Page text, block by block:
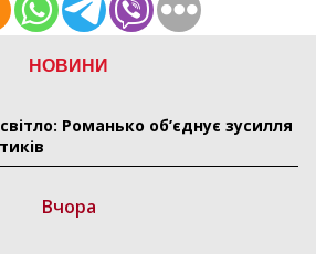
НОВИНИ
Романько об’єднує зусилля
Вчора